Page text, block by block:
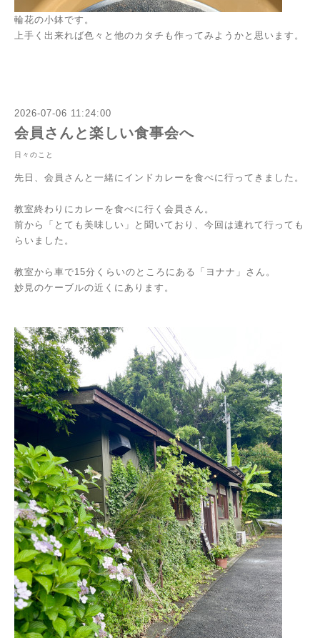
輪花の小鉢です。
上手く出来れば色々と他のカタチも作ってみようかと思います。
2026-07-06 11:24:00
会員さんと楽しい食事会へ
日々のこと
先日、会員さんと一緒にインドカレーを食べに行ってきました。
教室終わりにカレーを食べに行く会員さん。
前から「とても美味しい」と聞いており、今回は連れて行っても
らいました。
教室から車で15分くらいのところにある「ヨナナ」さん。
妙見のケーブルの近くにあります。